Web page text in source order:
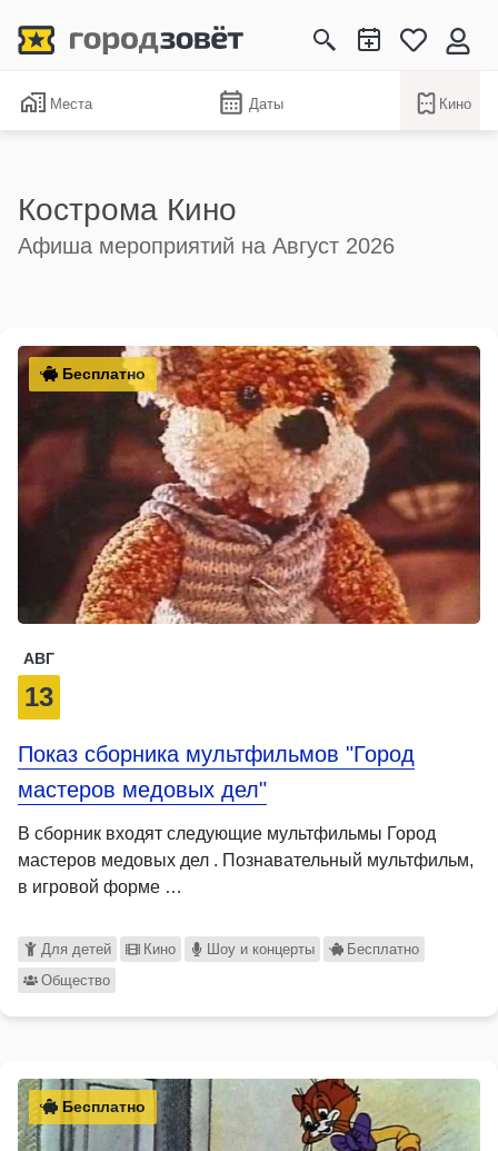
Места Даты Кино
Кострома Кино
Афиша мероприятий на Август 2026
Бесплатно
АВГ
13
Показ сборника мультфильмов "Город
мастеров медовых дел"
В сборник входят следующие мультфильмы Город
мастеров медовых дел . Познавательный мультфильм,
в игровой форме …
Для детей Кино Шоу и концерты
Бесплатно
Общество
Бесплатно